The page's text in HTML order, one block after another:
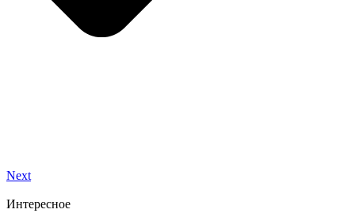
Next
Интересное